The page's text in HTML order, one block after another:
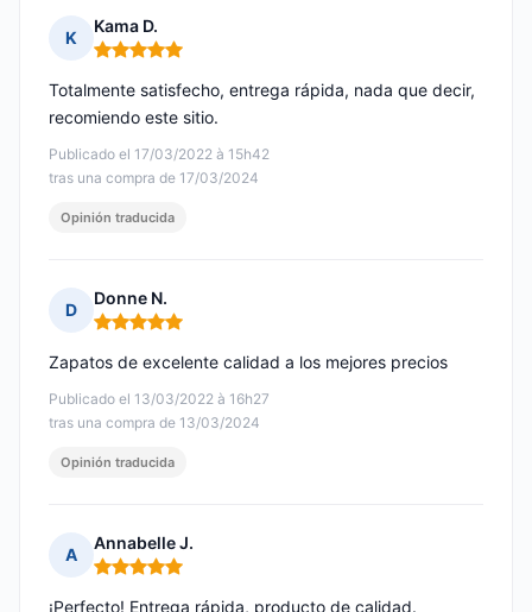
K
Kama D.
Nota: 5 de 5
Publicado el 17/03/2022 à 15h42
tras una compra de 17/03/2024
Totalmente satisfecho, entrega rápida, nada que decir,
recomiendo este sitio.
Opinión traducida
D
Donne N.
Nota: 5 de 5
Publicado el 13/03/2022 à 16h27
tras una compra de 13/03/2024
Zapatos de excelente calidad a los mejores precios
Opinión traducida
A
Annabelle J.
Nota: 5 de 5
¡Perfecto! Entrega rápida, producto de calidad.